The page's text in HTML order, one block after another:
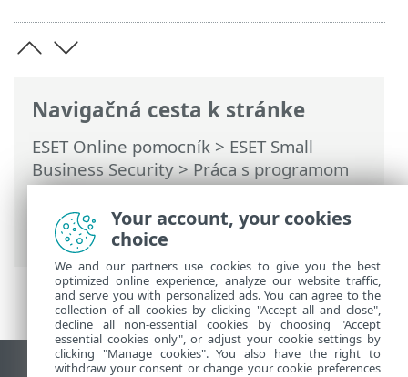
Navigačná cesta k stránke
ESET Online pomocník > ESET Small
Business Security>Práca s programom
ESET Small Business Security>Rozšírené
nastavenia>Ochrana>Ochrana
e‑mailových klientov
> ThreatSense
Your account, your cookies
choice
We and our partners use cookies to give you the best
optimized online experience, analyze our website traffic,
and serve you with personalized ads. You can agree to the
collection of all cookies by clicking "Accept all and close",
decline all non-essential cookies by choosing "Accept
essential cookies only", or adjust your cookie settings by
clicking "Manage cookies". You also have the right to
withdraw your consent or change your cookie preferences